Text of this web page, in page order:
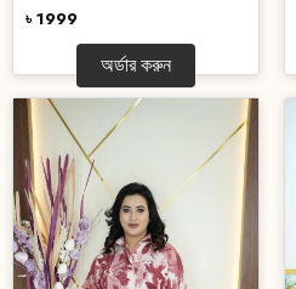
৳ 1999
অর্ডার করুন